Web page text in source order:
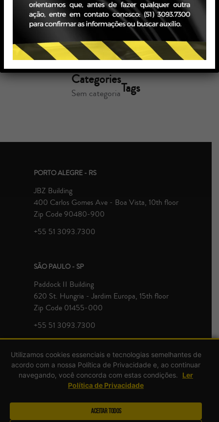
Read more
Categories
Sem categoriaTags
PORTO ALEGRE - RS
JBZ Building
400 Carlos Gomes Ave - Boa Vista, 10th floor
Zip Code 90480-900
+55 51 3093.7300
SÃO PAULO - SP
Paddock II Building
620 St. Hungria - Jardim Europa, 15th floor
Zip Code 01455-000
+55 51 3093.7300
© Zavagna Gralha Advogados 2026 | All rights reserved.
Utilizamos cookies essenciais e tecnologias semelhantes de
acordo com a nossa Política de Privacidade e, ao continuar
navegando, você concorda com estas condições.
Ler
Política de Privacidade
Aceitar Todos